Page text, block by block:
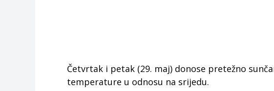
Četvrtak i petak (29. maj) donose pretežno
temperature u odnosu na srijedu.